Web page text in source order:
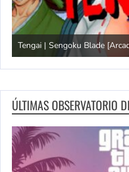
Tengai | Sengoku Blade
ÚLTIMAS OBSERVATORIO